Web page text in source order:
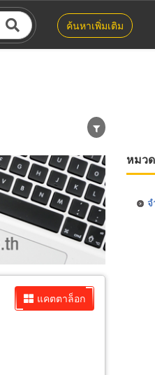
ค้นหาเพิ่มเติม
แคตตาล็อก
หมว